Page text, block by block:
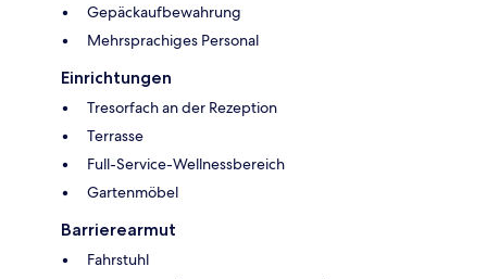
Gepäckaufbewahrung
Mehrsprachiges Personal
Einrichtungen
Tresorfach an der Rezeption
Terrasse
Full-Service-Wellnessbereich
Gartenmöbel
Barrierearmut
Fahrstuhl